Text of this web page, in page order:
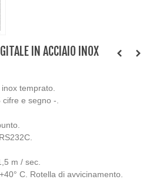
IN ACCIAIO INOX
temprato.
e segno -.
m / sec.
C. Rotella di avvicinamento.